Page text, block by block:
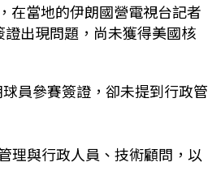
在當地的伊朗國營電視台記者
出現問題，尚未獲得美國核
員參賽簽證，卻未提到行政管
理與行政人員、技術顧問，以